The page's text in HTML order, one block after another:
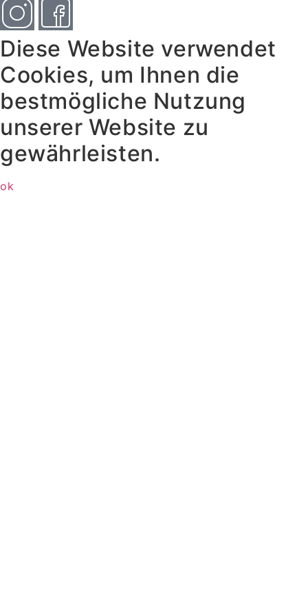
Diese Website verwendet
Cookies, um Ihnen die
bestmögliche Nutzung
unserer Website zu
gewährleisten.
ok